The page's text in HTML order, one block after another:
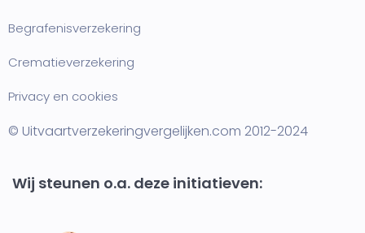
Begrafenisverzekering
Crematieverzekering
Privacy en cookies
© Uitvaartverzekeringvergelijken.com 2012-2024
Wij steunen o.a. deze initiatieven: